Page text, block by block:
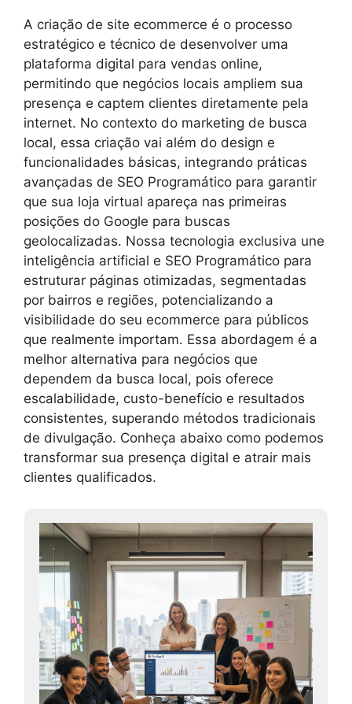
A criação de site ecommerce é o processo
estratégico e técnico de desenvolver uma
plataforma digital para vendas online,
permitindo que negócios locais ampliem sua
presença e captem clientes diretamente pela
internet. No contexto do marketing de busca
local, essa criação vai além do design e
funcionalidades básicas, integrando práticas
avançadas de SEO Programático para garantir
que sua loja virtual apareça nas primeiras
posições do Google para buscas
geolocalizadas. Nossa tecnologia exclusiva une
inteligência artificial e SEO Programático para
estruturar páginas otimizadas, segmentadas
por bairros e regiões, potencializando a
visibilidade do seu ecommerce para públicos
que realmente importam. Essa abordagem é a
melhor alternativa para negócios que
dependem da busca local, pois oferece
escalabilidade, custo-benefício e resultados
consistentes, superando métodos tradicionais
de divulgação. Conheça abaixo como podemos
transformar sua presença digital e atrair mais
clientes qualificados.